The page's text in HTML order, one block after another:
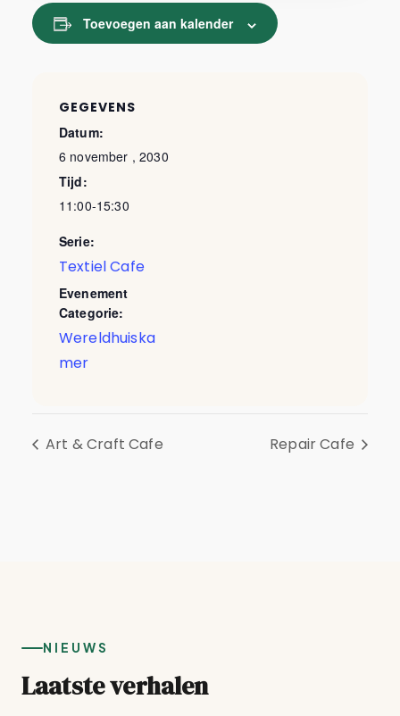
Toevoegen aan kalender
GEGEVENS
Datum:
6 november , 2030
Tijd:
11:00-15:30
Serie:
Textiel Cafe
Evenement
Categorie:
Wereldhuiska
mer
Art & Craft Cafe Repair Cafe
NIEUWS
Laatste verhalen